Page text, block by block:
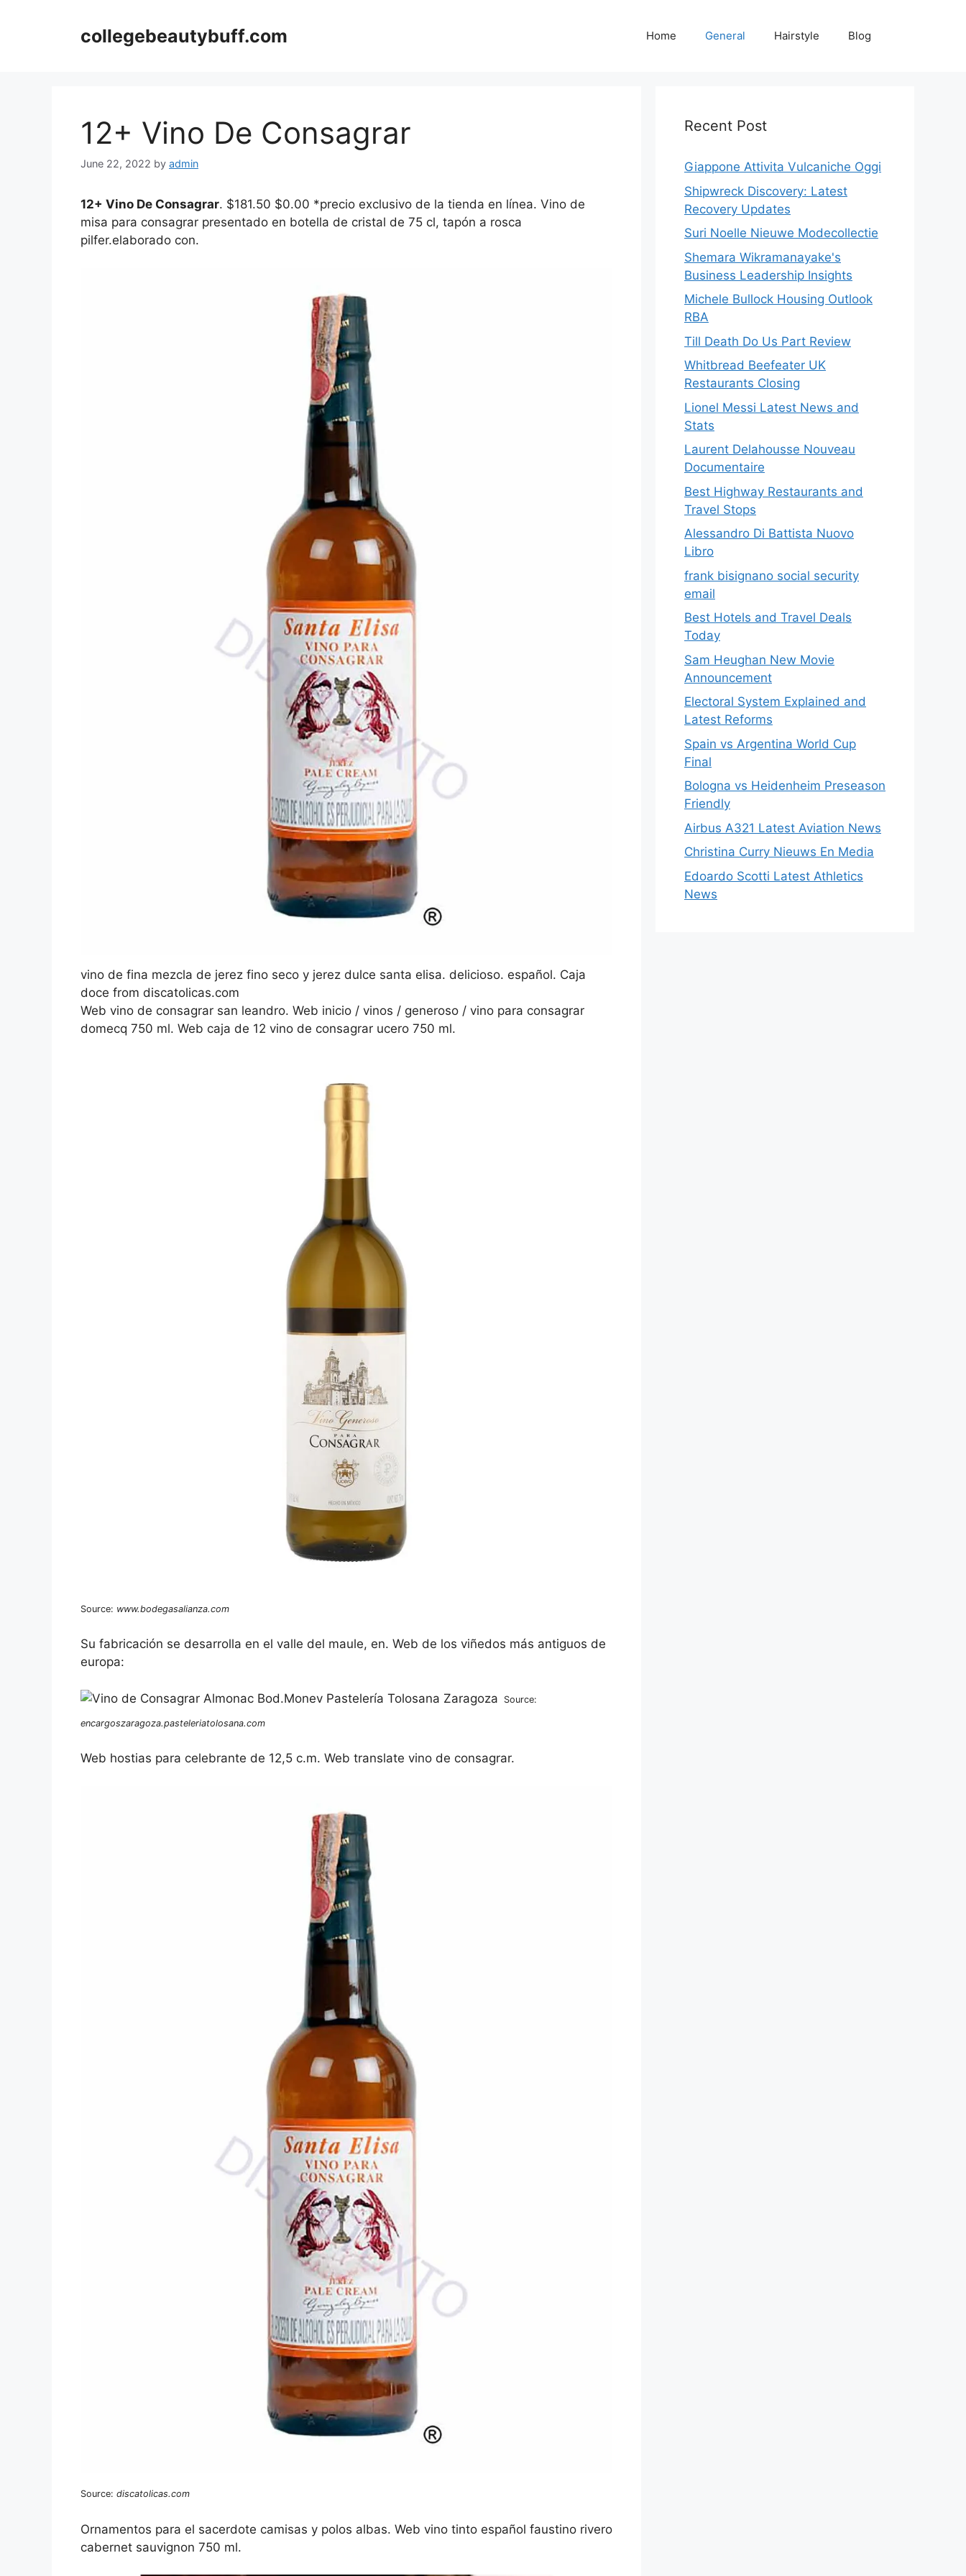
collegebeautybuff.com Home General Hairstyle Blog
12+ Vino De Consagrar
June 22, 2022 by admin
12+ Vino De Consagrar. $181.50 $0.00 *precio exclusivo de la tienda en línea. Vino de
misa para consagrar presentado en botella de cristal de 75 cl, tapón a rosca
pilfer.elaborado con.
vino de fina mezcla de jerez fino seco y jerez dulce santa elisa. delicioso. español. Caja
doce from discatolicas.com
Web vino de consagrar san leandro. Web inicio / vinos / generoso / vino para consagrar
domecq 750 ml. Web caja de 12 vino de consagrar ucero 750 ml.
Source: www.bodegasalianza.com
Su fabricación se desarrolla en el valle del maule, en. Web de los viñedos más antiguos de
europa:
Source:
encargoszaragoza.pasteleriatolosana.com
Web hostias para celebrante de 12,5 c.m. Web translate vino de consagrar.
Source: discatolicas.com
Ornamentos para el sacerdote camisas y polos albas. Web vino tinto español faustino rivero
cabernet sauvignon 750 ml.
Recent Post
Giappone Attivita Vulcaniche Oggi
Shipwreck Discovery: Latest
Recovery Updates
Suri Noelle Nieuwe Modecollectie
Shemara Wikramanayake's
Business Leadership Insights
Michele Bullock Housing Outlook
RBA
Till Death Do Us Part Review
Whitbread Beefeater UK
Restaurants Closing
Lionel Messi Latest News and
Stats
Laurent Delahousse Nouveau
Documentaire
Best Highway Restaurants and
Travel Stops
Alessandro Di Battista Nuovo
Libro
frank bisignano social security
email
Best Hotels and Travel Deals
Today
Sam Heughan New Movie
Announcement
Electoral System Explained and
Latest Reforms
Spain vs Argentina World Cup
Final
Bologna vs Heidenheim Preseason
Friendly
Airbus A321 Latest Aviation News
Christina Curry Nieuws En Media
Edoardo Scotti Latest Athletics
News